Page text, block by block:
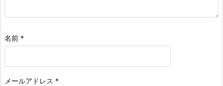
名前 *
メールアドレス *